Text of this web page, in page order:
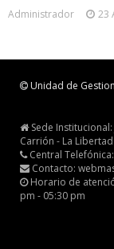
Administrador 23
Unidad de
Sede Institucional:
Carrión - La Libertad
Central
Contacto:
Horario de
pm - 05:30 pm